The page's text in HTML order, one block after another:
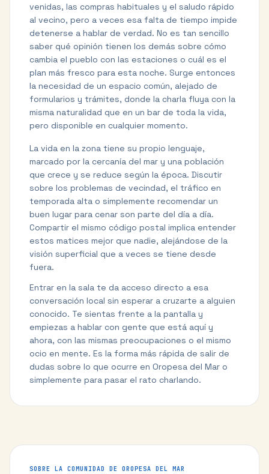
venidas, las compras habituales y el saludo rápido
al vecino, pero a veces esa falta de tiempo impide
detenerse a hablar de verdad. No es tan sencillo
saber qué opinión tienen los demás sobre cómo
cambia el pueblo con las estaciones o cuál es el
plan más fresco para esta noche. Surge entonces
la necesidad de un espacio común, alejado de
formularios y trámites, donde la charla fluya con la
misma naturalidad que en un bar de toda la vida,
pero disponible en cualquier momento.
La vida en la zona tiene su propio lenguaje,
marcado por la cercanía del mar y una población
que crece y se reduce según la época. Discutir
sobre los problemas de vecindad, el tráfico en
temporada alta o simplemente recomendar un
buen lugar para cenar son parte del día a día.
Compartir el mismo código postal implica entender
estos matices mejor que nadie, alejándose de la
visión superficial que a veces se tiene desde
fuera.
Entrar en la sala te da acceso directo a esa
conversación local sin esperar a cruzarte a alguien
conocido. Te sientas frente a la pantalla y
empiezas a hablar con gente que está aquí y
ahora, con las mismas preocupaciones o el mismo
ocio en mente. Es la forma más rápida de salir de
dudas sobre lo que ocurre en Oropesa del Mar o
simplemente para pasar el rato charlando.
SOBRE LA COMUNIDAD DE OROPESA DEL MAR